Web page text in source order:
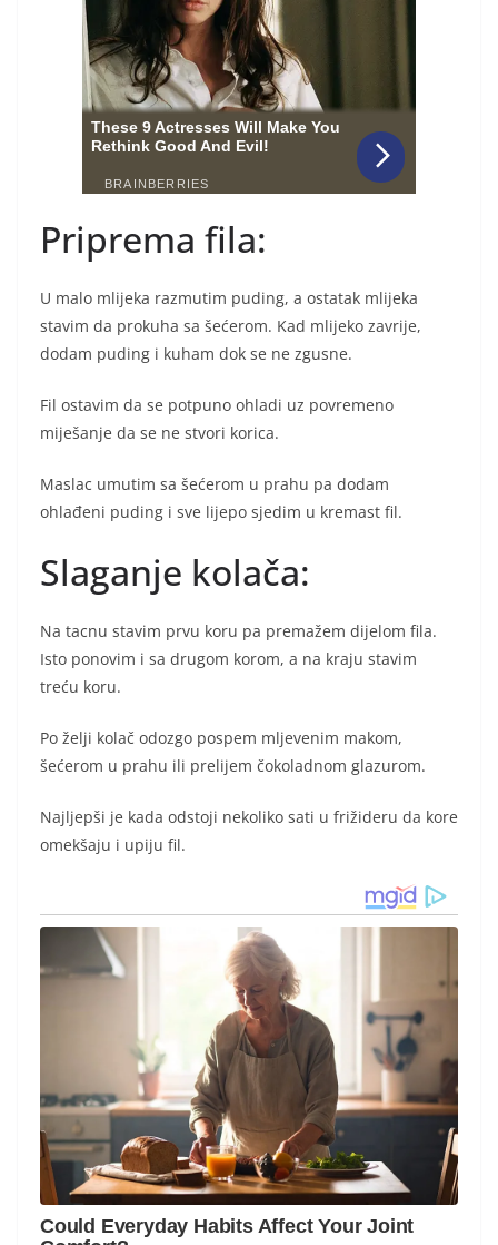
Priprema fila:
U malo mlijeka razmutim puding, a ostatak mlijeka
stavim da prokuha sa šećerom. Kad mlijeko zavrije,
dodam puding i kuham dok se ne zgusne.
Fil ostavim da se potpuno ohladi uz povremeno
miješanje da se ne stvori korica.
Maslac umutim sa šećerom u prahu pa dodam
ohlađeni puding i sve lijepo sjedim u kremast fil.
Slaganje kolača:
Na tacnu stavim prvu koru pa premažem dijelom fila.
Isto ponovim i sa drugom korom, a na kraju stavim
treću koru.
Po želji kolač odozgo pospem mljevenim makom,
šećerom u prahu ili prelijem čokoladnom glazurom.
Najljepši je kada odstoji nekoliko sati u frižideru da kore
omekšaju i upiju fil.